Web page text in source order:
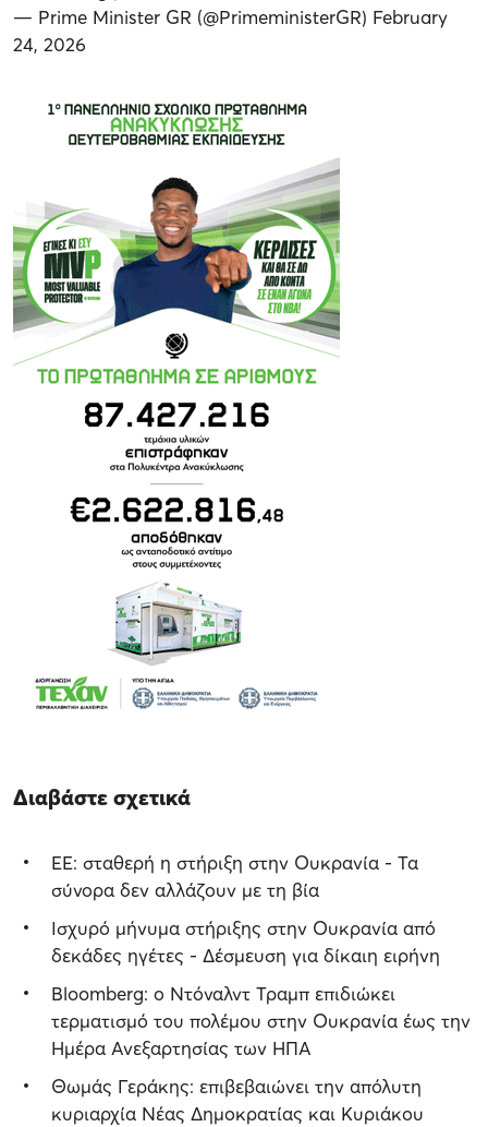
— Prime Minister GR (@PrimeministerGR) February
24, 2026
Διαβάστε σχετικά
ΕΕ: σταθερή η στήριξη στην Ουκρανία - Τα
σύνορα δεν αλλάζουν με τη βία
Ισχυρό μήνυμα στήριξης στην Ουκρανία από
δεκάδες ηγέτες - Δέσμευση για δίκαιη ειρήνη
Bloomberg: ο Ντόναλντ Τραμπ επιδιώκει
τερματισμό του πολέμου στην Ουκρανία έως την
Ημέρα Ανεξαρτησίας των ΗΠΑ
Θωμάς Γεράκης: επιβεβαιώνει την απόλυτη
κυριαρχία Νέας Δημοκρατίας και Κυριάκου